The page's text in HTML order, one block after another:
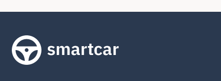
Smartcar home